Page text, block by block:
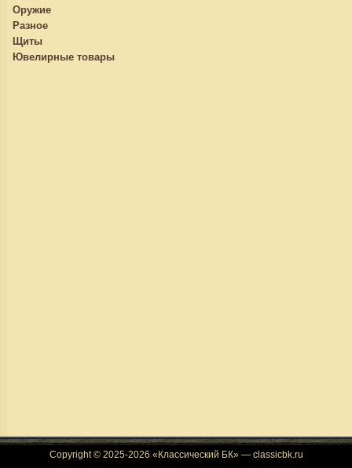
Оружие
Разное
Щиты
Ювелирные товары
Copyright © 2025-2026 «Классический БК» — classicbk.ru